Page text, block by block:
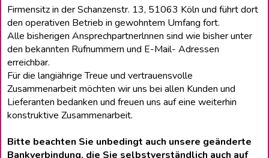
Firmensitz in der Schanzenstr. 13, 51063 Köln und führt dort
den operativen Betrieb in gewohntem Umfang fort.
Alle bisherigen Ansprechpartnerlnnen sind wie bisher unter
den bekannten Rufnummern und E-Mail- Adressen
erreichbar.
Für die langiährige Treue und vertrauensvolle
Zusammenarbeit möchten wir uns bei allen Kunden und
Lieferanten bedanken und freuen uns auf eine weiterhin
konstruktive Zusammenarbeit.
Bitte beachten Sie unbedingt auch unsere geänderte
Bankverbindung, die Sie selbstverständlich auch auf